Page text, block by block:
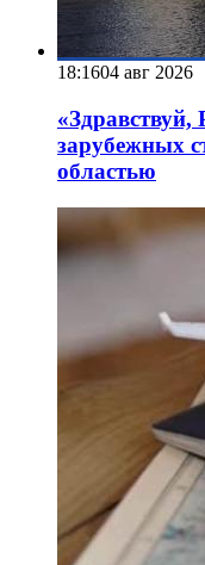
18:1604 авг 2026
«Здравствуй,
зарубежных
областью